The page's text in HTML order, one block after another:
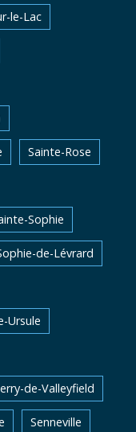
le-Lac
Sainte-Rose
Sophie
de-Lévrard
Ursule
de-Valleyfield
Senneville